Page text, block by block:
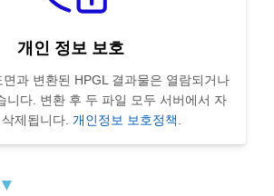
개인 정보 보호
과 변환된 HPGL 결과물은 열람되거나
니다. 변환 후 두 파일 모두 서버에서 자
제됩니다. 개인정보 보호정책.